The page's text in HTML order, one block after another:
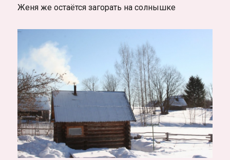
Женя же остаётся загорать на солнышке